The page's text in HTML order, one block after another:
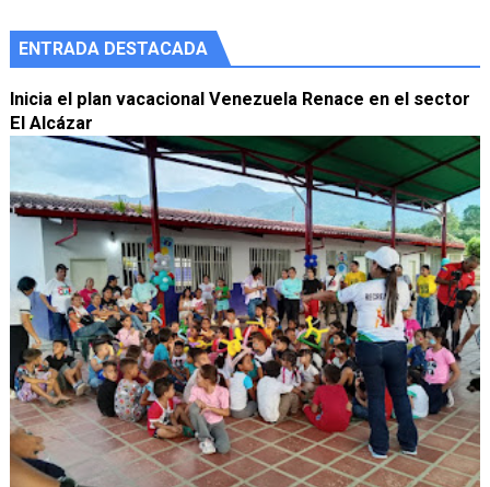
ENTRADA DESTACADA
Inicia el plan vacacional Venezuela Renace en el sector
El Alcázar